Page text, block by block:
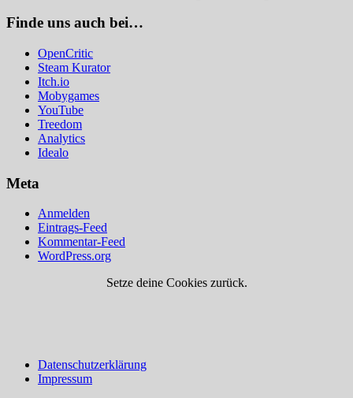
Finde uns auch bei…
OpenCritic
Steam Kurator
Itch.io
Mobygames
YouTube
Treedom
Analytics
Idealo
Meta
Anmelden
Eintrags-Feed
Kommentar-Feed
WordPress.org
Setze deine Cookies zurück.
Datenschutzerklärung
Impressum